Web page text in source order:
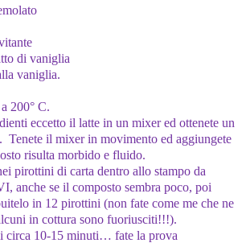
di vaniglia
vaniglia.
200° C.
eccetto il latte in un mixer ed ottenete un
Tenete il mixer in movimento ed aggiungete
risulta morbido e fluido.
pirottini di carta dentro allo stampo da
anche se il composto sembra poco, poi
in 12 pirottini (non fate come me che ne
in cottura sono fuoriusciti!!!).
circa 10-15 minuti… fate la prova